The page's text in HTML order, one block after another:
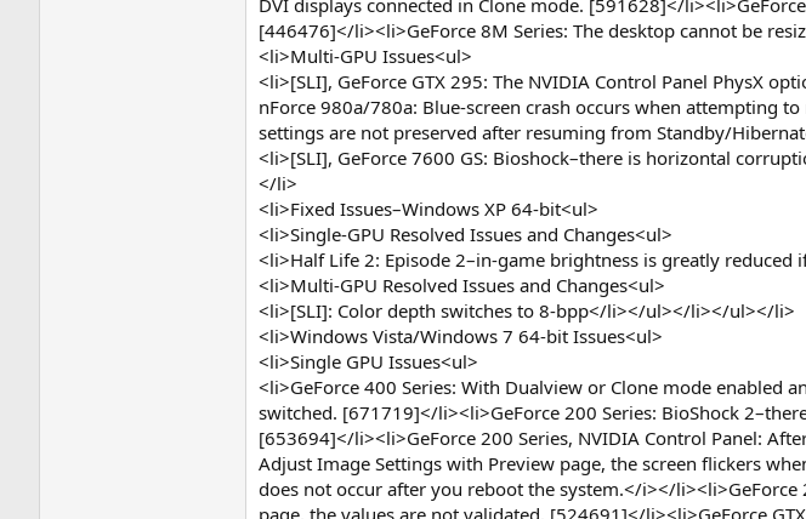
DVI displays connected in Clone mode. [591628]</
[446476]</li><li>GeForce 8M Series: The desktop cannot be
<li>Multi-GPU Issues<ul>
<li>[SLI], GeForce GTX 295: The NVIDIA Control Panel PhysX
nForce 980a/780a: Blue-screen crash occurs when attempting
settings are not preserved after resuming from Standby/
<li>[SLI], GeForce 7600 GS: Bioshock–there is horizontal
</li>
<li>Fixed Issues–Windows XP 64-bit<ul>
<li>Single-GPU Resolved Issues and Changes<ul>
<li>Half Life 2: Episode 2–in-game brightness is greatly
<li>Multi-GPU Resolved Issues and Changes<ul>
<li>[SLI]: Color depth switches to 8-bpp</li></ul></li></ul></li>
<li>Windows Vista/Windows 7 64-bit Issues<ul>
<li>Single GPU Issues<ul>
<li>GeForce 400 Series: With Dualview or Clone mode
switched. [671719]</li><li>GeForce 200 Series: BioShock
[653694]</li><li>GeForce 200 Series, NVIDIA Control Panel:
Adjust Image Settings with Preview page, the screen flickers
does not occur after you reboot the system.</i></
page, the values are not validated. [524691]</li><li>GeForce